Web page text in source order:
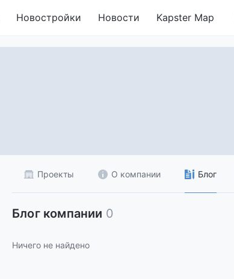
Новостройки Новости Kapster Map
Проекты О компании Блог
Блог компании 0
Ничего не найдено